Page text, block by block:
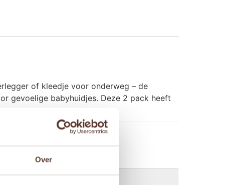
Over
of kleedje voor onderweg – de
gevoelige babyhuidjes. Deze 2 pack heeft